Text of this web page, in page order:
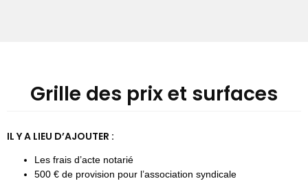
Grille des prix et surfaces
IL Y A LIEU D’AJOUTER :
Les frais d’acte notarié
500 € de provision pour l’association syndicale